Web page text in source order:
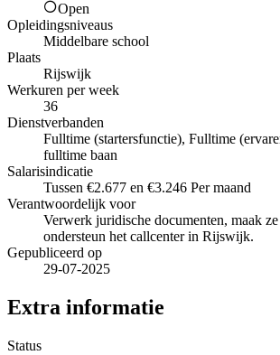
Open
Opleidingsniveaus
Middelbare school
Plaats
Rijswijk
Werkuren per week
36
Dienstverbanden
Fulltime (startersfunctie), Fulltime
fulltime baan
Salarisindicatie
Tussen €2.677 en €3.246 Per maand
Verantwoordelijk voor
Verwerk juridische documenten, maak
ondersteun het callcenter in Rijswijk.
Gepubliceerd op
29-07-2025
Extra informatie
Status